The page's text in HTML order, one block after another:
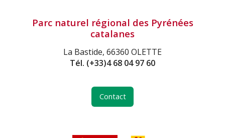
Parc naturel régional des Pyrénées
catalanes
La Bastide, 66360 OLETTE
Tél. (+33)4 68 04 97 60
Contact